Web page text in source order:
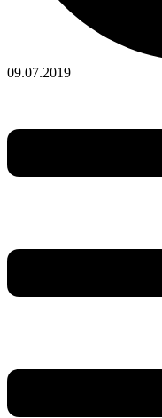
09.07.2019